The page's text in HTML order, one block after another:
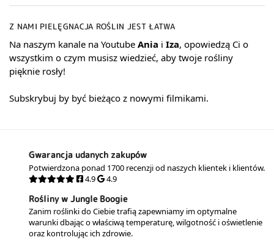
Z NAMI PIELĘGNACJA ROŚLIN JEST ŁATWA
Na naszym kanale na Youtube Ania i Iza, opowiedzą Ci o
wszystkim o czym musisz wiedzieć, aby twoje rośliny
pięknie rosły!
Subskrybuj by być bieżąco z nowymi filmikami.
Gwarancja udanych zakupów
Potwierdzona ponad 1700 recenzji od naszych klientek i klientów.
4.9
4.9
Rośliny w Jungle Boogie
Zanim roślinki do Ciebie trafią zapewniamy im optymalne
warunki dbając o właściwą temperaturę, wilgotność i oświetlenie
oraz kontrolując ich zdrowie.